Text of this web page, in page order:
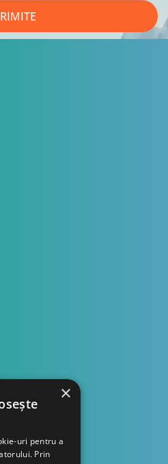
×
uri pentru a
Prin